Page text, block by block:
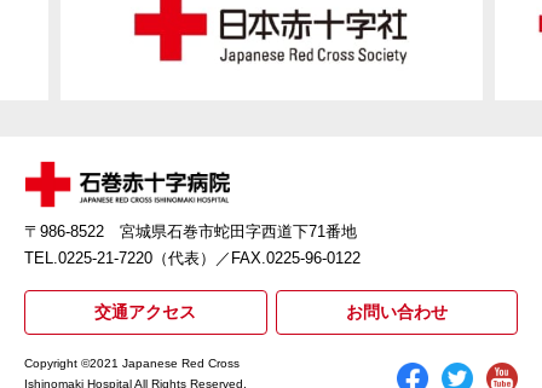
〒986-8522 宮城県石巻市蛇田字西道下71番地
TEL.0225-21-7220（代表）
／FAX.0225-96-0122
交通アクセス お問い合わせ
Copyright ©2021 Japanese Red Cross
Ishinomaki Hospital All Rights Reserved.